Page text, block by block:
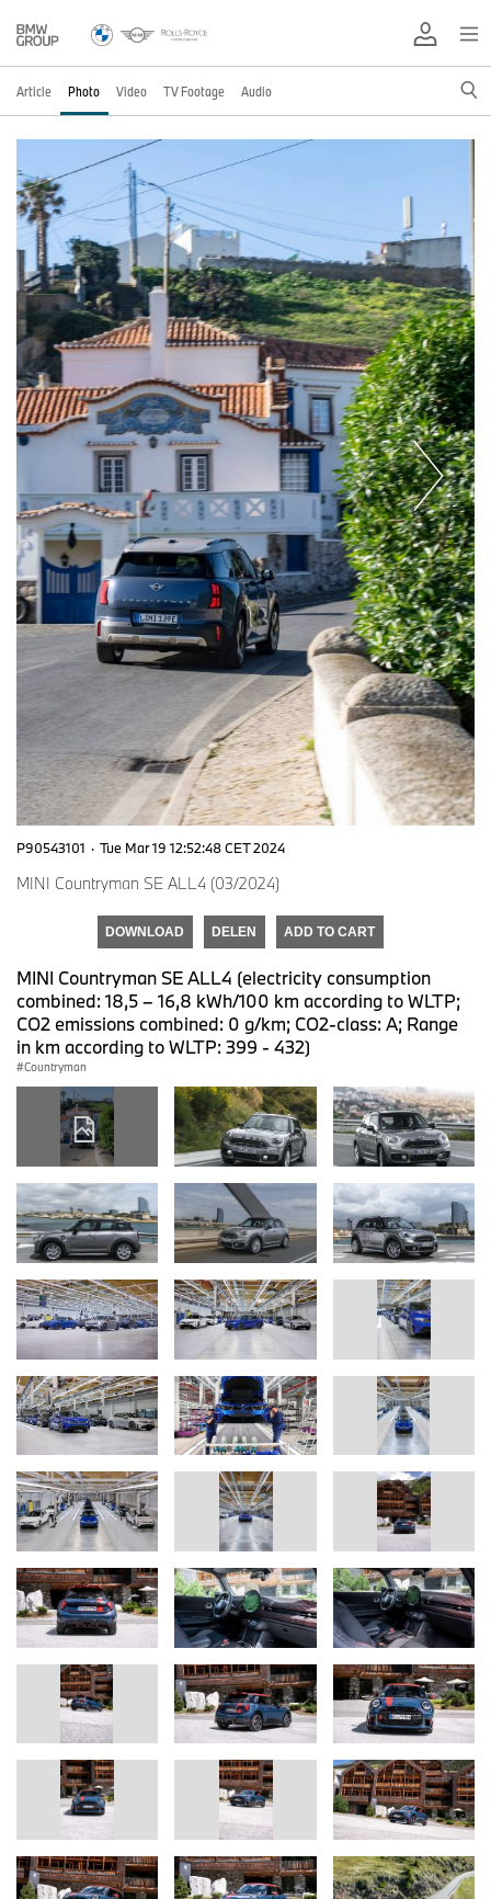
Article Photo Video TV Footage Audio
P90543101 · Tue Mar 19 12:52:48 CET 2024
MINI Countryman SE ALL4 (03/2024)
DOWNLOAD DELEN ADD TO CART
MINI Countryman SE ALL4 (electricity consumption
combined: 18,5 – 16,8 kWh/100 km according to WLTP;
CO2 emissions combined: 0 g/km; CO2-class: A; Range
in km according to WLTP: 399 - 432)
Countryman